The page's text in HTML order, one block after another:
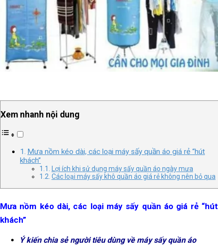
Xem nhanh nội dung
Mưa nồm kéo dài, các loại máy sấy quần áo giá rẻ “hút
khách”
Lợi ích khi sử dụng máy sấy quần áo ngày mưa
Các loại máy sấy khô quần áo giá rẻ không nên bỏ qua
Mưa nồm kéo dài, các loại máy sấy quần áo giá rẻ “hút
khách”
Ý kiến chia sẻ người tiêu dùng về máy sấy quần áo